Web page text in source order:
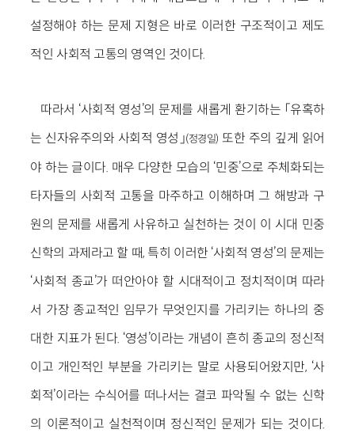
설정해야 하는 문제 지형은 바로 이러한 구조적이고 제도
적인 사회적 고통의 영역인 것이다.
따라서 ‘사회적 영성’의 문제를 새롭게 환기하는 「유혹하
는 신자유주의와 사회적 영성」(정경일) 또한 주의 깊게 읽어
야 하는 글이다. 매우 다양한 모습의 ‘민중’으로 주체화되는
타자들의 사회적 고통을 마주하고 이해하며 그 해방과 구
원의 문제를 새롭게 사유하고 실천하는 것이 이 시대 민중
신학의 과제라고 할 때, 특히 이러한 ‘사회적 영성’의 문제는
‘사회적 종교’가 떠안아야 할 시대적이고 정치적이며 따라
서 가장 종교적인 임무가 무엇인지를 가리키는 하나의 중
대한 지표가 된다. ‘영성’이라는 개념이 흔히 종교의 정신적
이고 개인적인 부분을 가리키는 말로 사용되어왔지만, ‘사
회적’이라는 수식어를 떠나서는 결코 파악될 수 없는 신학
의 이론적이고 실천적이며 정신적인 문제가 되는 것이다.